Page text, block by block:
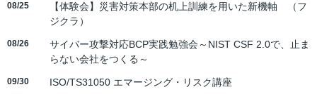
08/25
【体験会】災害対策本部の机上訓練を用いた新機軸 （フ
ジクラ）
08/26
サイバー攻撃対応BCP実践勉強会～NIST CSF 2.0で、止ま
らない会社をつくる～
09/30 ISO/TS31050 エマージング・リスク講座